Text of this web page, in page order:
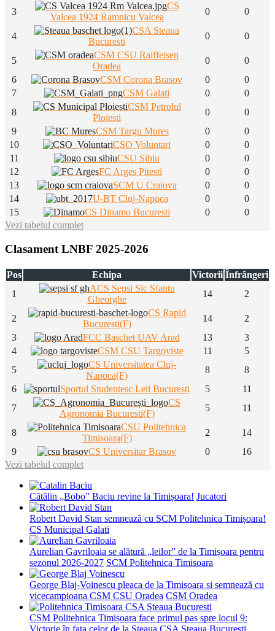
3
CS
Valcea 1924 Ramnicu Valcea
0 0
4
CSA Steaua
Bucuresti
0 0
5
CSM CSU Raiffeisen
Oradea
0
0
6
CSM Corona Brasov 0
0
7
CSM Galati 0
0
8
CSM Petrolul
Ploiesti
0
0
9
CSM Targu Mures 0
0
10
CSO Voluntari 0
0
11
CSU Sibiu 0
0
12
FC Arges Pitesti 0
0
13
SCM U Craiova 0
0
14
U-BT Cluj-Napoca 0
0
15
CS Dinamo Bucuresti 0
0
Vezi tabelul complet
Clasament LNBF 2025-2026
Pos Echipa Victorii Înfrângeri
1
ACS Sepsi Sic Sfantu
Gheorghe
14 2
2
CS Rapid
Bucuresti(F)
14
2
3
FCC Baschet UAV Arad 13
3
4
CSM CSU Targoviste 11
5
5
CS Universitatea Cluj-
Napoca(F)
8
8
6
Sportul Studentesc Leii Bucuresti 5
11
7
CS
Agronomia Bucuresti(F)
5 11
8
CSU Politehnica
Timisoara(F)
2
14
9
CS Universitar Brasov 0
16
Vezi tabelul complet
Cătălin „Bobo” Baciu revine la Timișoara! Jucatori
Robert David Stan semnează cu SCM Politehnica Timișoara!
CS Municipal Galati
Aurelian Gavriloaia se alătură „leilor” de la Timișoara pentru
sezonul 2026-2027 SCM Politehnica Timisoara
George Blaj-Voinescu pleaca de la Timisoara si semnează cu
vicecampioana CSM CSU Oradea CSM Oradea
CSM Politehnica Timișoara face primul pas spre locul 9:
Victorie în fața celor de la Steaua CSA Steaua Bucuresti